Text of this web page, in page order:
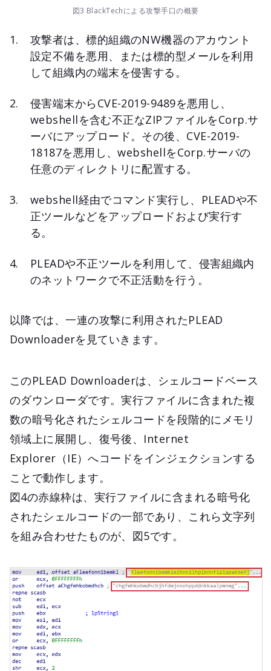
図3 BlackTechによる攻撃手口の概要
攻撃者は、標的組織のNW機器のアカウント
設定不備を悪用、または標的型メールを利用
して組織内の端末を侵害する。
侵害端末からCVE-2019-9489を悪用し、
webshellを含む不正なZIPファイルをCorp.サ
ーバにアップロード。その後、CVE-2019-
18187を悪用し、webshellをCorp.サーバの
任意のディレクトリに配置する。
webshell経由でコマンド実行し、PLEADや不
正ツールなどをアップロードおよび実行す
る。
PLEADや不正ツールを利用して、侵害組織内
のネットワークで不正活動を行う。
以降では、一連の攻撃に利用されたPLEAD
Downloaderを見ていきます。
このPLEAD Downloaderは、シェルコードベース
のダウンローダです。実行ファイルに含まれた複
数の暗号化されたシェルコードを段階的にメモリ
領域上に展開し、復号後、Internet
Explorer（IE）へコードをインジェクションする
ことで動作します。
図4の赤線枠は、実行ファイルに含まれる暗号化
されたシェルコードの一部であり、これら文字列
を組み合わせたものが、図5です。